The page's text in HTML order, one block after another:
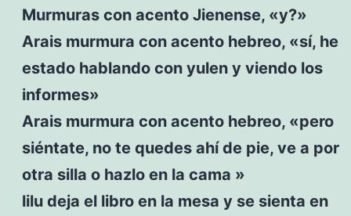
Murmuras con acento Jienense, «y?»
Arais murmura con acento hebreo, «sí, he
estado hablando con yulen y viendo los
informes»
Arais murmura con acento hebreo, «pero
siéntate, no te quedes ahí de pie, ve a por
otra silla o hazlo en la cama »
lilu deja el libro en la mesa y se sienta en